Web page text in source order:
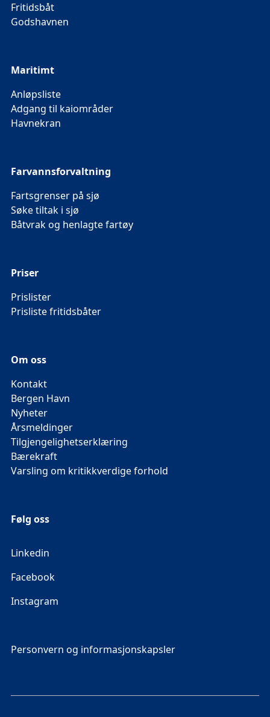
Fritidsbåt
Godshavnen
Maritimt
Anløpsliste
Adgang til kaiområder
Havnekran
Farvannsforvaltning
Fartsgrenser på sjø
Søke tiltak i sjø
Båtvrak og henlagte fartøy
Priser
Prislister
Prisliste fritidsbåter
Om oss
Kontakt
Bergen Havn
Nyheter
Årsmeldinger
Tilgjengelighetserklæring
Bærekraft
Varsling om kritikkverdige forhold
Følg oss
Linkedin
Facebook
Instagram
Personvern og informasjonskapsler